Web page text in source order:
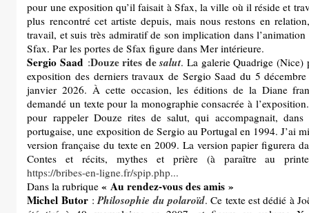
pour une exposition qu’il faisait à Sfax, la ville où il réside et
plus rencontré cet artiste depuis, mais nous restons en
travail, et suis très admiratif de son implication dans l’animation
Sfax. Par les portes de Sfax figure dans Mer intérieure.
Sergio Saad :Douze rites desalut. La galerie Quadrige (Nice)
exposition des derniers travaux de Sergio Saad du 5
janvier 2026. À cette occasion, les éditions de la Diane
demandé un texte pour la monographie consacrée à
pour rappeler Douze rites de salut, qui accompagnait, dans
portugaise, une exposition de Sergio au Portugal en 1994. J’ai
version française du texte en 2009. La version papier figurera
Contes et récits, mythes et prière (à paraître au
https://bribes-en-ligne.fr/spip.php...
Dans la rubrique« Au rendez-vous des amis »
Michel Butor: Philosophie du polaroïd. Ce texte est dédié à